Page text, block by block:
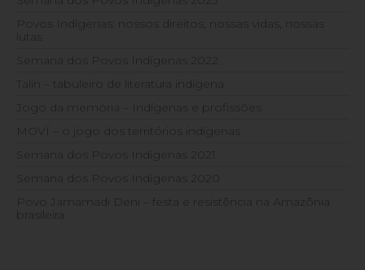
Povos Indígenas: nossos direitos, nossas vidas, nossas
lutas
Semana dos Povos Indígenas 2022
Talin – tabuleiro de literatura indígena
Jogo da memória – Indígenas e profissões
MOVÍ – o jogo dos territórios indígenas
Semana dos Povos Indígenas 2021
Semana dos Povos Indígenas 2020
Povo Jamamadi Deni – festa e resistência na Amazônia
brasileira